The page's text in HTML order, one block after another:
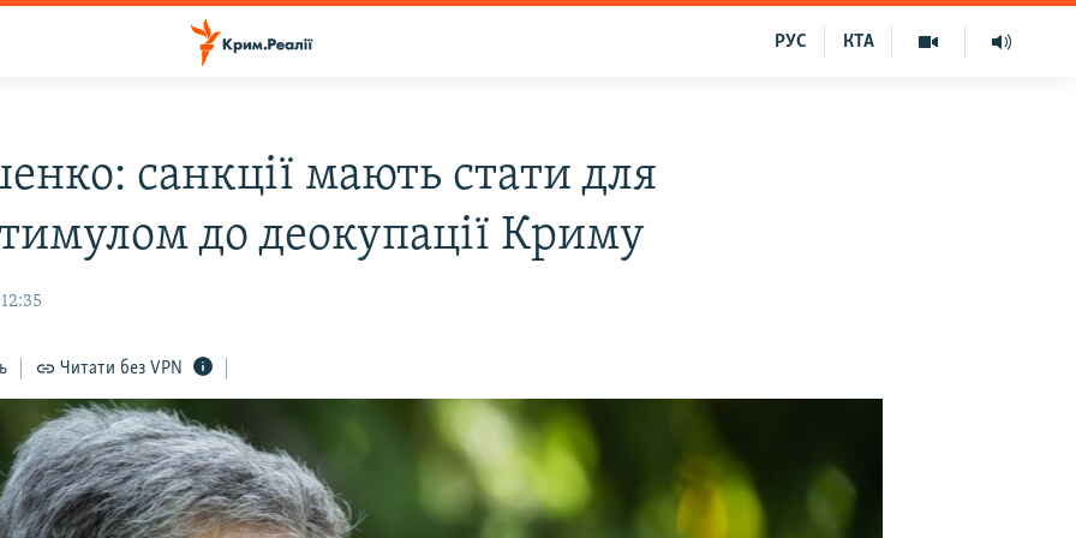
КТА
РУС
санкції мають стати для
до деокупації Криму
Читати без VPN